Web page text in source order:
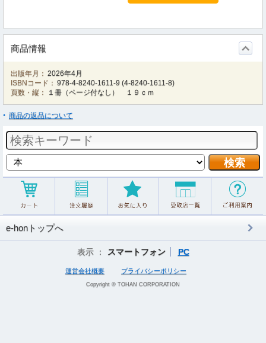
商品情報
出版年月： 2026年4月
ISBNコード： 978-4-8240-1611-9 (4-8240-1611-8)
頁数・縦：
１冊（ページ付なし） １９ｃｍ
商品の返品について
e-honトップへ
表示 ： スマートフォン PC
運営会社概要 プライバシーポリシー
Copyright © TOHAN CORPORATION